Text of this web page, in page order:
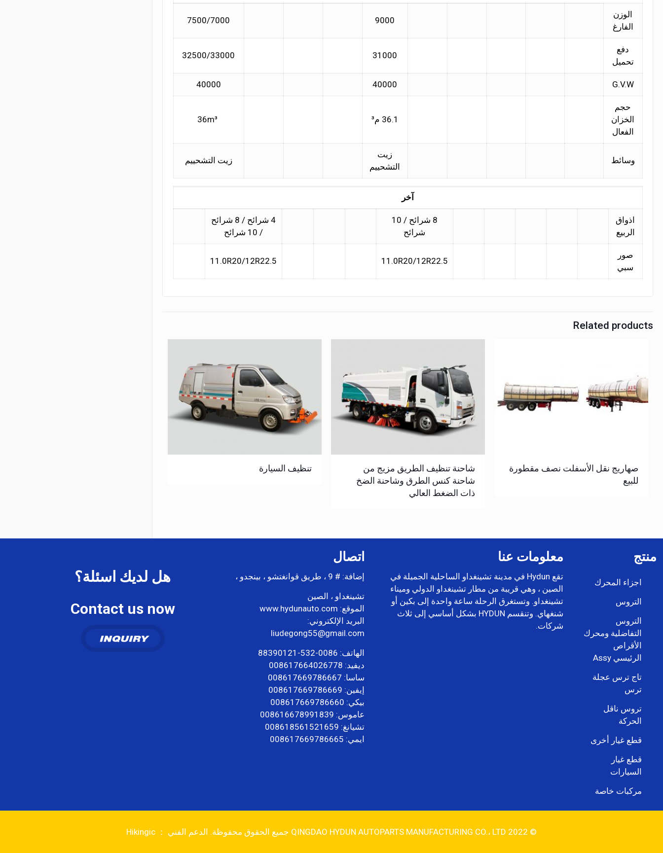
الوزن
الفارغ
9000
7500/7000
دفع
تحميل
31000
32500/33000
G.V.W
40000
40000
حجم
الخزان
الفعال
36.1 م³
وسائط
زيت
التشحييم
زيت التشحييم
آخر
اذواق
الربيع
8 شرائح / 10
شرائح
4 شرائح / 8 شرائح
/ 10 شرائح
صور
سبي
11.0R20/12R22.5
11.0R20/12R22.5
Related products
صهاريج نقل الأسفلت نصف مقطورة
للبيع
شاحنة تنظيف الطريق مزيج من
شاحنة كنس الطرق وشاحنة الضخ
ذات الضغط العالي
تنظيف السيارة
منتج
اجزاء المحرك
التروس
التروس
التفاضلية ومحرك
الأقراص
الرئيسي Assy
تاج ترس عجلة
ترس
تروس ناقل
الحركة
قطع غيار أخرى
قطع غيار
السيارات
مركبات خاصة
معلومات عنا
تقع Hydun في مدينة تشينغداو الساحلية الجميلة في
الصين ، وهي قريبة من مطار تشينغداو الدولي وميناء
تشينغداو. وتستغرق الرحلة ساعة واحدة إلى بكين أو
شنغهاي. وتنقسم HYDUN بشكل أساسي إلى ثلاث
شركات.
اتصال
إضافة: # 9 ، طريق قوانغتشو ، بينجدو ،
تشينغداو ، الصين
الموقع: www.hydunauto.com
البريد الإلكتروني:
liudegong55@gmail.com
الهاتف: 0086-532-88390121
ديفيد: 008617664026778
ساسا: 008617669786667
إيفين: 008617669786669
بيكي: 008617669786660
عاموس: 008616678991839
تشيانغ: 008618561521659
ايمي: 008617669786665
هل لديك اسئلة؟
Contact us now
© 2022 QINGDAO HYDUN AUTOPARTS MANUFACTURING CO.، LTD جميع الحقوق محفوظة. الدعم الفني ： Hikingic